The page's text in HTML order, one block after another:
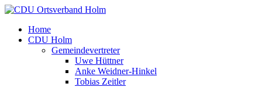
Home
CDU Holm
Gemeindevertreter
Uwe Hüttner
Anke Weidner-Hinkel
Tobias Zeitler